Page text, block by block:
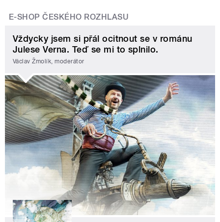
E-SHOP ČESKÉHO ROZHLASU
Vždycky jsem si přál ocitnout se v románu
Julese Verna. Teď se mi to splnilo.
Václav Žmolík, moderátor